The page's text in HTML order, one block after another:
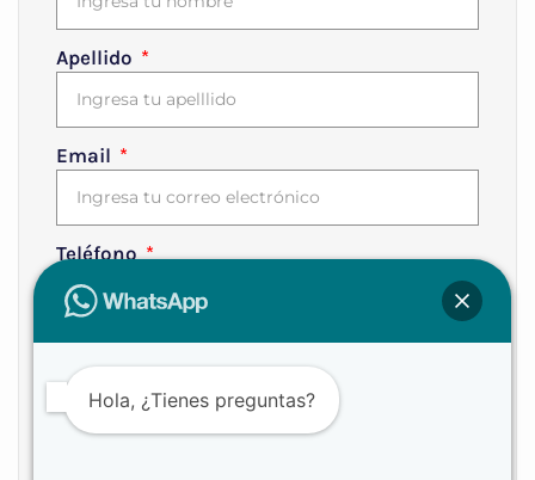
Apellido
Email
Teléfono
ENVIAR
Hola, ¿Tienes preguntas?